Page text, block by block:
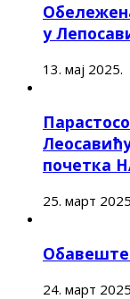
у
13. мај 2025.
почетка
25. март
24. март